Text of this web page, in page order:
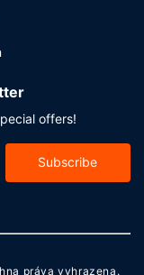
offers!
Subscribe
práva vyhrazena.